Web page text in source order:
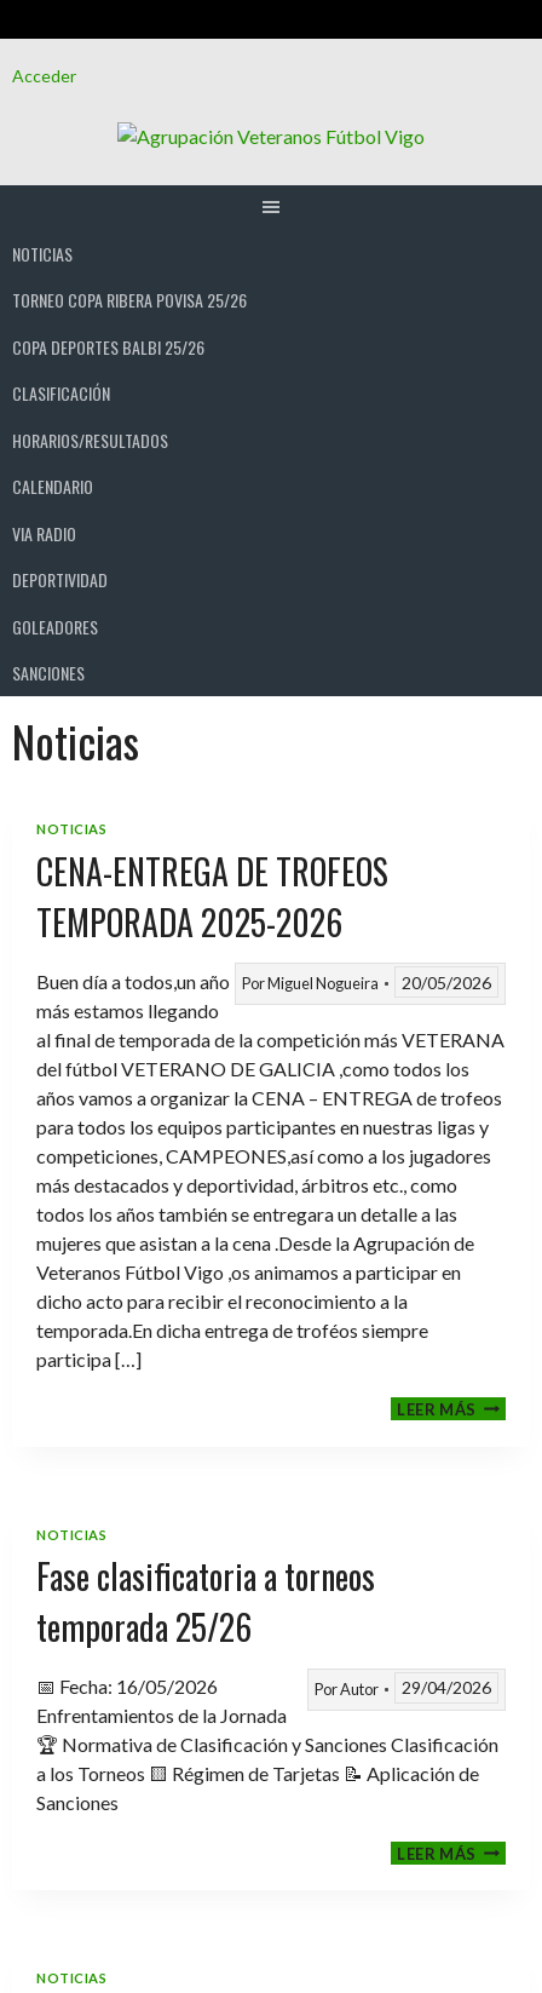
alAcceder
NOTICIAS
TORNEO COPA RIBERA POVISA 25/26
COPA DEPORTES BALBI 25/26
CLASIFICACIÓN
HORARIOS/RESULTADOS
CALENDARIO
VIA RADIO
DEPORTIVIDAD
GOLEADORES
SANCIONES
Noticias
NOTICIAS
CENA-ENTREGA DE TROFEOS
TEMPORADA 2025-2026
PorMiguel Nogueira 20/05/2026
Buen día a todos,un año
más estamos llegando
al final de temporada de la competición más VETERANA
del fútbol VETERANO DE GALICIA ,como todos los
años vamos a organizar la CENA – ENTREGA de trofeos
para todos los equipos participantes en nuestras ligas y
competiciones, CAMPEONES,así como a los jugadores
más destacados y deportividad, árbitros etc., como
todos los años también se entregara un detalle a las
mujeres que asistan a la cena .Desde la Agrupación de
Veteranos Fútbol Vigo ,os animamos a participar en
dicho acto para recibir el reconocimiento a la
temporada.En dicha entrega de troféos siempre
participa […]
LEER MÁSCENA-
NOTICIAS
Fase clasificatoria a torneos
temporada 25/26
PorAutor 29/04/2026
📅 Fecha: 16/05/2026
Enfrentamientos de la Jornada
🏆 Normativa de Clasificación y Sanciones Clasificación
a los Torneos 🟨 Régimen de Tarjetas 📝 Aplicación de
Sanciones
LEER MÁSFASE
NOTICIAS